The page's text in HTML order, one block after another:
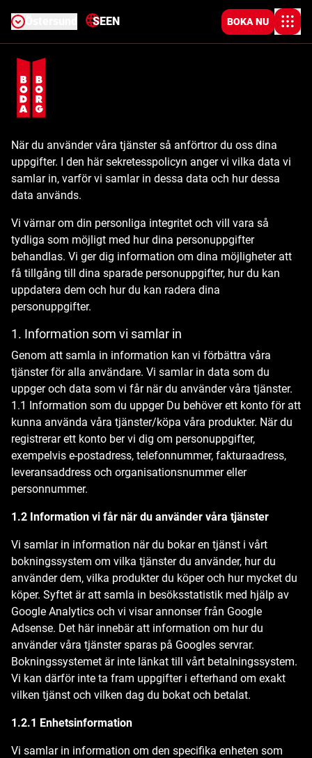
SEEN BOKA NU
När du använder våra tjänster så anförtror du oss dina
uppgifter. I den här sekretesspolicyn anger vi vilka data vi
samlar in, varför vi samlar in dessa data och hur dessa
data används.
Vi värnar om din personliga integritet och vill vara så
tydliga som möjligt med hur dina personuppgifter
behandlas. Vi ger dig information om dina möjligheter att
få tillgång till dina sparade personuppgifter, hur du kan
uppdatera dem och hur du kan radera dina
personuppgifter.
1. Information som vi samlar in
Genom att samla in information kan vi förbättra våra
tjänster för alla användare. Vi samlar in data som du
uppger och data som vi får när du använder våra tjänster.
1.1 Information som du uppger Du behöver ett konto för att
kunna använda våra tjänster/köpa våra produkter. När du
registrerar ett konto ber vi dig om personuppgifter,
exempelvis e-postadress, telefonnummer, fakturaadress,
leveransaddress och organisationsnummer eller
personnummer.
1.2 Information vi får när du använder våra tjänster
Vi samlar in information när du bokar en tjänst i vårt
bokningssystem om vilka tjänster du använder, hur du
använder dem, vilka produkter du köper och hur mycket du
köper. Syftet är att samla in besöksstatistik med hjälp av
Google Analytics och vi visar annonser från Google
Adsense. Det här innebär att information om hur du
använder våra tjänster sparas på Googles servrar.
Bokningssystemet är inte länkat till vårt betalningssystem.
Vi kan därför inte ta fram uppgifter i efterhand om exakt
vilken tjänst och vilken dag du bokat och betalat.
1.2.1 Enhetsinformation
Vi samlar in information om den specifika enheten som